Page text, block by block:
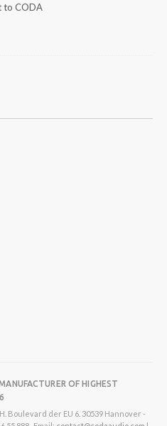
to CODA
OF HIGHEST
Boulevard der EU 6. 30539 Hannover -